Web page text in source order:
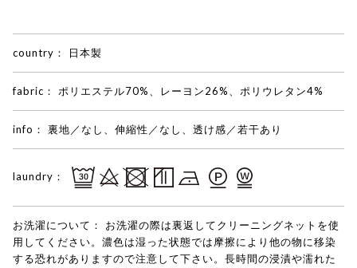
country： 日本製
fabric： ポリエステル70%、レーヨン26%、ポリウレタン4%
info： 裏地／なし、伸縮性／なし、透け感／若干あり
laundry：
お洗濯について：
お洗濯の際は裏返してクリーニングネットを使
用してください。濃色は湿った状態では摩擦により他の物に移染
する恐れがありますので注意して下さい。長時間の浸漬や濡れた